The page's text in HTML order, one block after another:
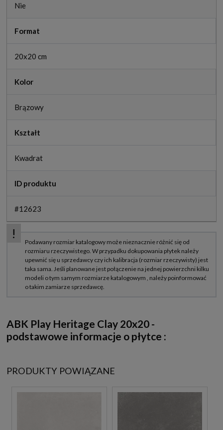
Nie
Format
20x20 cm
Kolor
Brązowy
Kształt
Kwadrat
ID produktu
#12623
ABK Play Heritage Clay 20x20 -
podstawowe informacje o płytce :
PRODUKTY POWIĄZANE